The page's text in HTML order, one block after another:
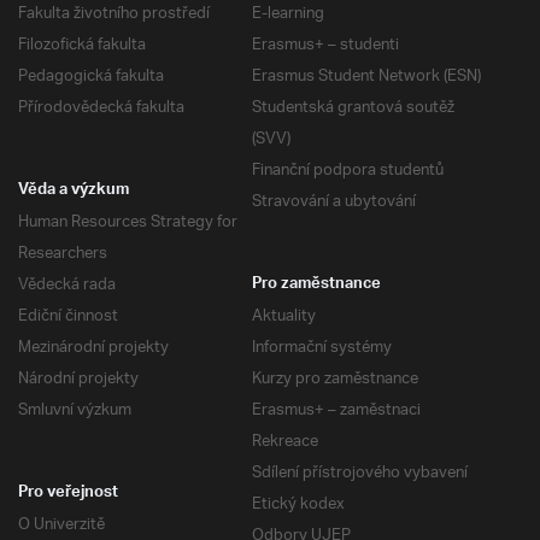
Fakulta životního prostředí
Filozofická fakulta
Pedagogická fakulta
Přírodovědecká fakulta
E-learning
Erasmus+ – studenti
Erasmus Student Network (ESN)
Studentská grantová soutěž
(SVV)
Finanční podpora studentů
Stravování a ubytování
Věda a výzkum
Human Resources Strategy for
Researchers
Vědecká rada
Ediční činnost
Mezinárodní projekty
Národní projekty
Smluvní výzkum
Pro zaměstnance
Aktuality
Informační systémy
Kurzy pro zaměstnance
Erasmus+ – zaměstnaci
Rekreace
Sdílení přístrojového vybavení
Etický kodex
Pro veřejnost
O Univerzitě